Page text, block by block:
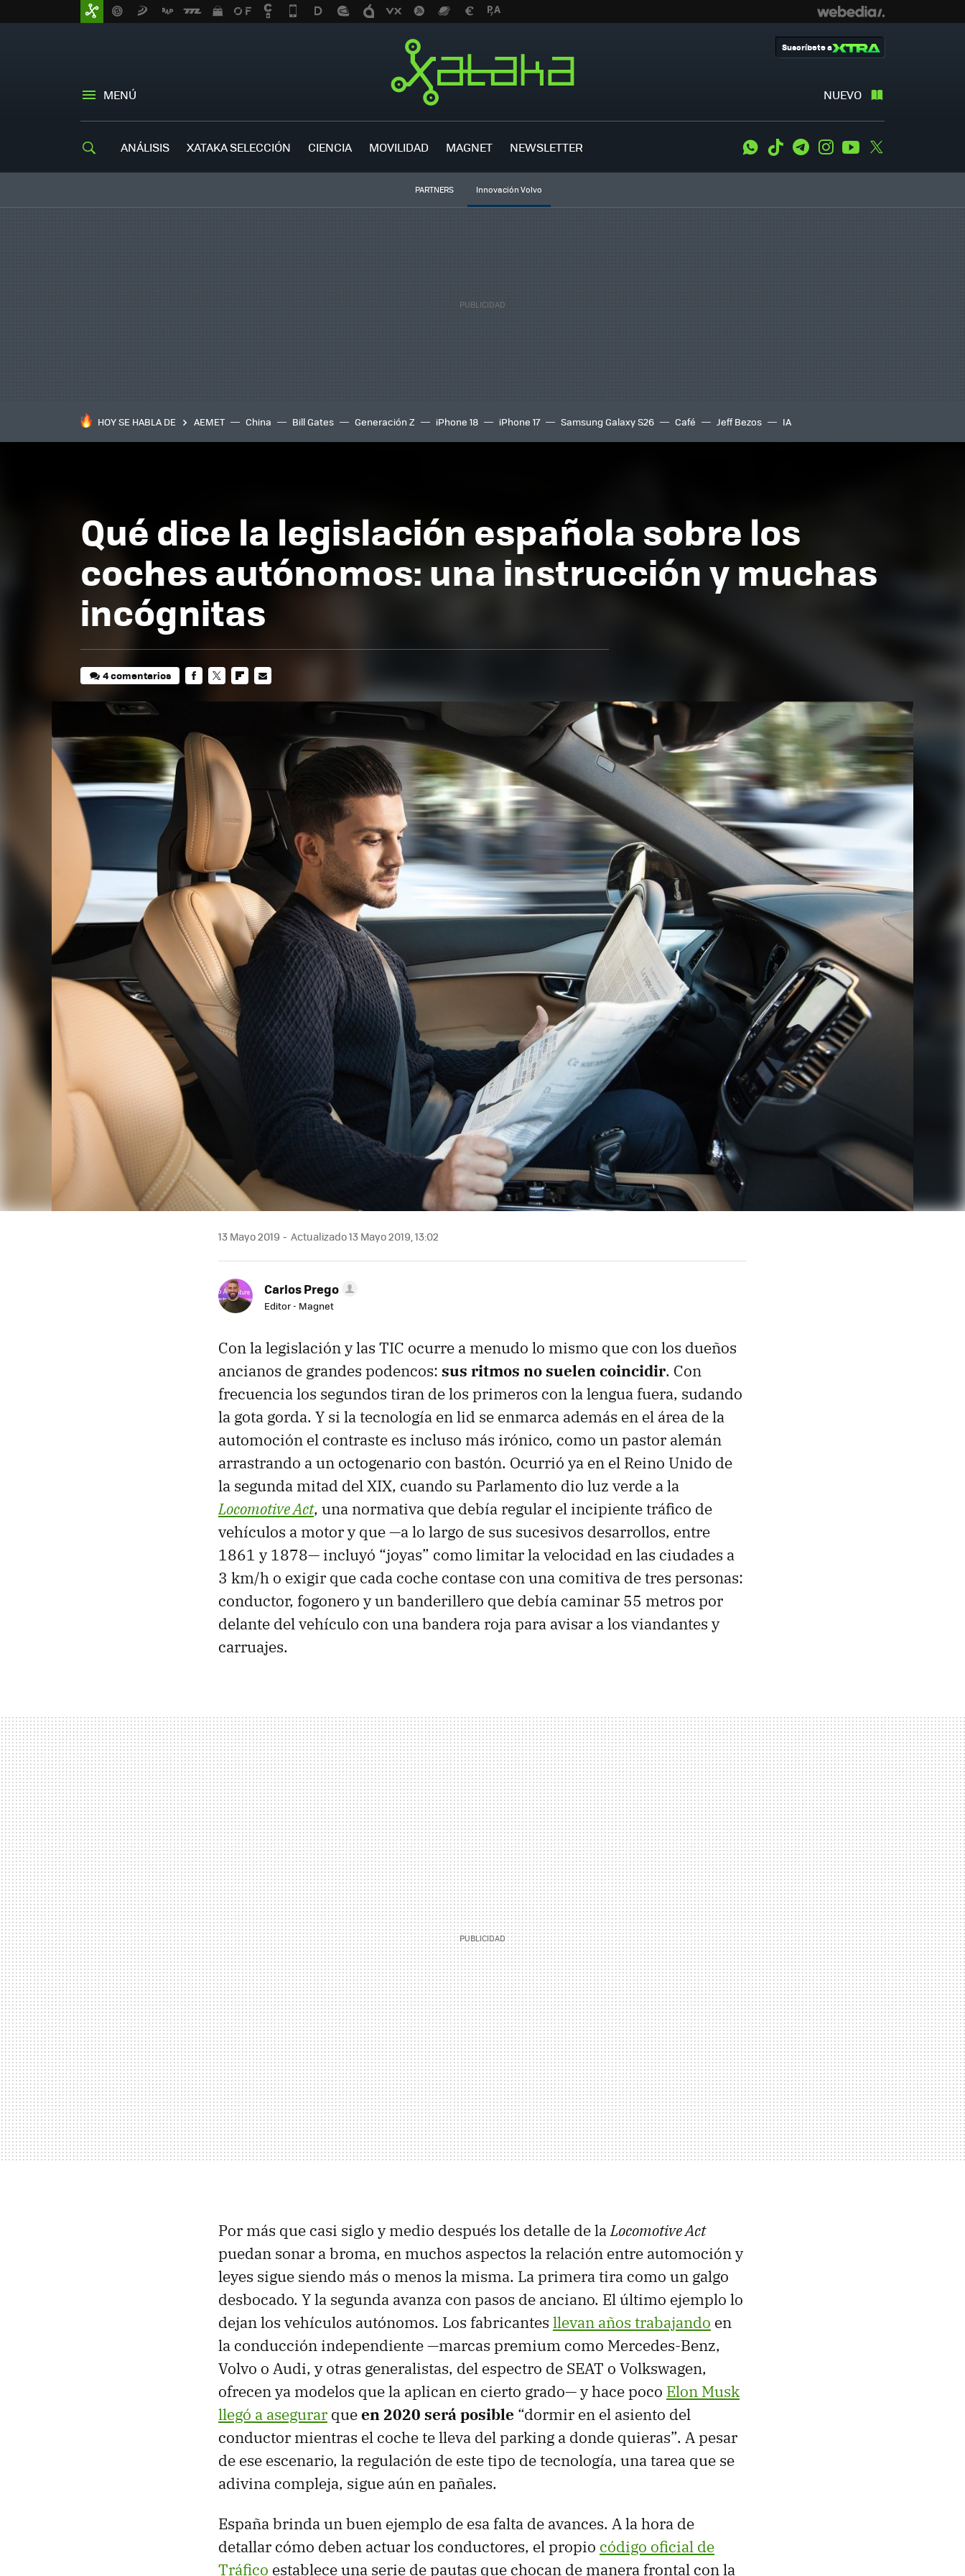
MENÚ NUEVO
Suscríbete a
ANÁLISIS XATAKA SELECCIÓN CIENCIA MOVILIDAD MAGNET NEWSLETTER WhatsApp
Tiktok TelegramInstagramYoutube
PARTNERS Innovación Volvo
HOY SE HABLA DE AEMET China Bill Gates Generación Z iPhone 18 iPhone 17 Samsung Galaxy S26 Café Jeff Bezos IA
Qué dice la legislación española sobre los
coches autónomos: una instrucción y muchas
incógnitas
4 comentarios
13 Mayo 2019 Actualizado 13 Mayo 2019, 13:02
Carlos Prego
Editor - Magnet
Con la legislación y las TIC ocurre a menudo lo mismo que con los dueños
ancianos de grandes podencos: sus ritmos no suelen coincidir. Con
frecuencia los segundos tiran de los primeros con la lengua fuera, sudando
la gota gorda. Y si la tecnología en lid se enmarca además en el área de la
automoción el contraste es incluso más irónico, como un pastor alemán
arrastrando a un octogenario con bastón. Ocurrió ya en el Reino Unido de
la segunda mitad del XIX, cuando su Parlamento dio luz verde a la
Locomotive Act, una normativa que debía regular el incipiente tráfico de
vehículos a motor y que —a lo largo de sus sucesivos desarrollos, entre
1861 y 1878— incluyó “joyas” como limitar la velocidad en las ciudades a
3 km/h o exigir que cada coche contase con una comitiva de tres personas:
conductor, fogonero y un banderillero que debía caminar 55 metros por
delante del vehículo con una bandera roja para avisar a los viandantes y
carruajes.
Por más que casi siglo y medio después los detalle de laLocomotive Act
puedan sonar a broma, en muchos aspectos la relación entre automoción y
leyes sigue siendo más o menos la misma. La primera tira como un galgo
desbocado. Y la segunda avanza con pasos de anciano. El último ejemplo lo
dejan los vehículos autónomos. Los fabricantes llevan años trabajando en
la conducción independiente —marcas premium como Mercedes-Benz,
Volvo o Audi, y otras generalistas, del espectro de SEAT o Volkswagen,
ofrecen ya modelos que la aplican en cierto grado— y hace poco Elon Musk
llegó a asegurar queen 2020 será posible “dormir en el asiento del
conductor mientras el coche te lleva del parking a donde quieras”. A pesar
de ese escenario, la regulación de este tipo de tecnología, una tarea que se
adivina compleja, sigue aún en pañales.
España brinda un buen ejemplo de esa falta de avances. A la hora de
detallar cómo deben actuar los conductores, el propio código oficial de
Tráfico establece una serie de pautas que chocan de manera frontal con la